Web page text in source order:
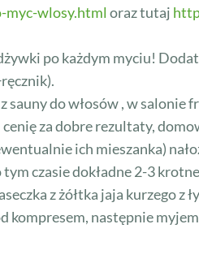
myc-wlosy.html oraz tutaj
po każdym myciu!
sauny do włosów , w salonie
za dobre rezultaty,
ich mieszanka)
tym czasie dokładne 2-3
z żółtka jaja kurzego
kompresem, następnie